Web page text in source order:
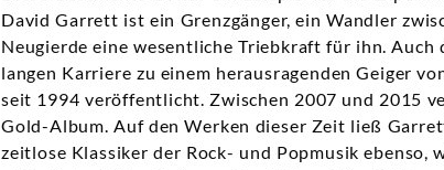
David Garrett ist ein Grenzgänger, ein Wandler
Neugierde eine wesentliche Triebkraft für ihn.
langen Karriere zu einem herausragenden Geiger
seit 1994 veröffentlicht. Zwischen 2007 und 2015
Gold-Album. Auf den Werken dieser Zeit ließ
zeitlose Klassiker der Rock- und Popmusik ebenso,